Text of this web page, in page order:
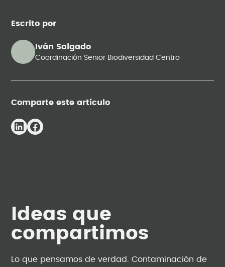
Escrito por
Iván Salgado
Coordinación Senior Biodiversidad Centro
Comparte este artículo
Ideas que
compartimos
Lo que pensamos de verdad. Contaminación de